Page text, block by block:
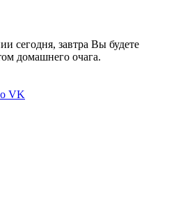
сегодня, завтра Вы будете
домашнего очага.